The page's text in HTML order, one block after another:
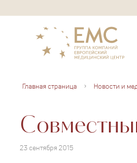
Главная страница Новости и
23 сентября 2015